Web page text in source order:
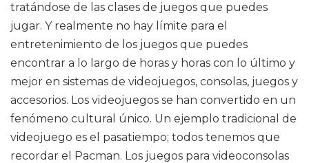
tratándose de las clases de juegos que puedes
jugar. Y realmente no hay límite para el
entretenimiento de los juegos que puedes
encontrar a lo largo de horas y horas con lo último y
mejor en sistemas de videojuegos, consolas, juegos y
accesorios. Los videojuegos se han convertido en un
fenómeno cultural único. Un ejemplo tradicional de
videojuego es el pasatiempo; todos tenemos que
recordar el Pacman. Los juegos para videoconsolas